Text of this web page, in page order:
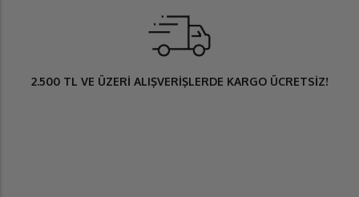
2.500 TL VE ÜZERİ ALIŞVERİŞLERDE KARGO ÜCRETSİZ!